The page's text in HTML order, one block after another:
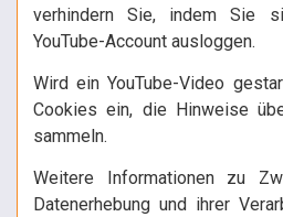
verhindern Sie, indem Sie
YouTube-Account ausloggen.
Wird ein YouTube-Video
Cookies ein, die Hinweise
sammeln.
Weitere Informationen zu
Datenerhebung und ihrer